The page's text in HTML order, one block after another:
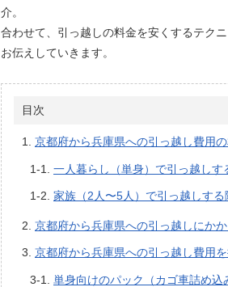
介。
合わせて、引っ越しの料金を安くするテク
お伝えしていきます。
目次
京都府から兵庫県への引っ越し費用
一人暮らし（単身）で引っ越しす
家族（2人〜5人）で引っ越しする
京都府から兵庫県への引っ越しにか
京都府から兵庫県への引っ越し費用
単身向けのパック（カゴ車詰め込